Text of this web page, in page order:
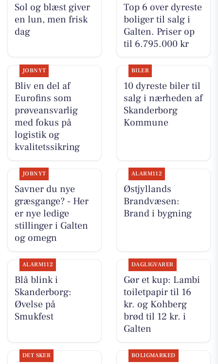
Sol og blæst giver
en lun, men frisk
dag
Top 6 over dyreste
boliger til salg i
Galten. Priser op
til 6.795.000 kr
JOBNYT
Bliv en del af
Eurofins som
prøveansvarlig
med fokus på
logistik og
kvalitetssikring
BILER
10 dyreste biler til
salg i nærheden af
Skanderborg
Kommune
JOBNYT
Savner du nye
græsgange? - Her
er nye ledige
stillinger i Galten
og omegn
ALARM112
Østjyllands
Brandvæsen:
Brand i bygning
ALARM112
Blå blink i
Skanderborg:
Øvelse på
Smukfest
DAGLIGVARER
Gør et kup: Lambi
toiletpapir til 16
kr. og Kohberg
brød til 12 kr. i
Galten
DET SKER BOLIGMARKED